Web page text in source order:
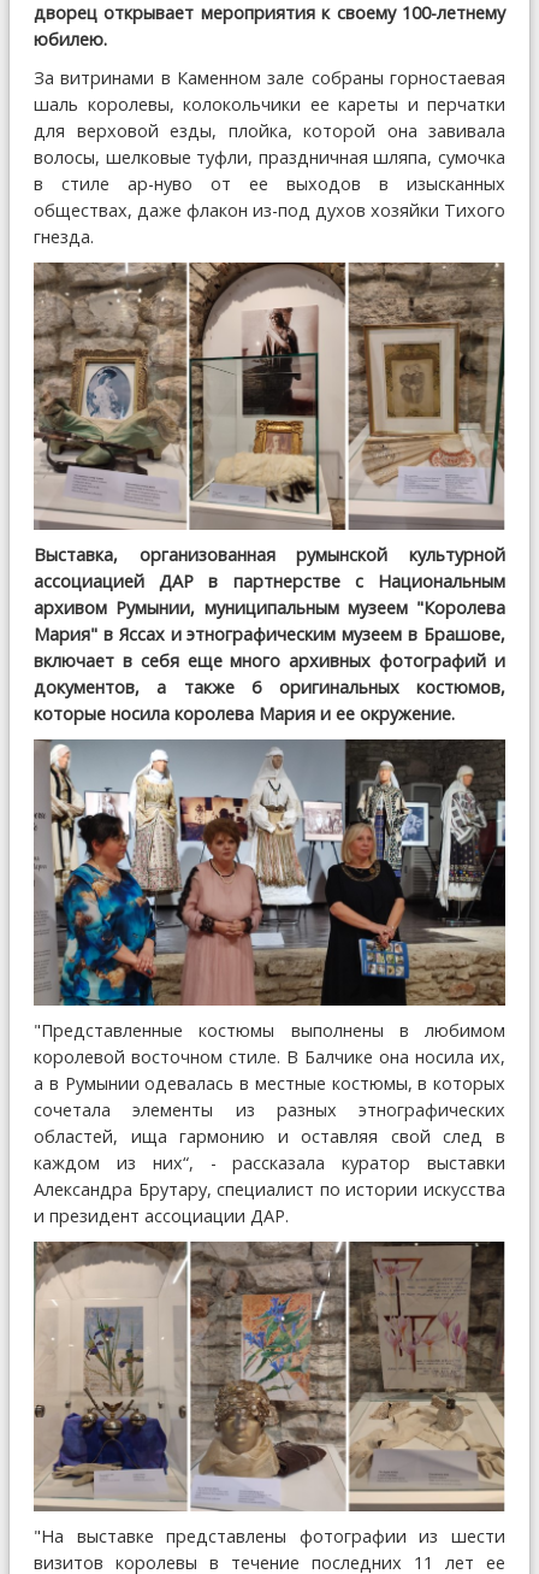
дворец открывает мероприятия к своему 100-летнему
юбилею.
За витринами в Каменном зале собраны горностаевая
шаль королевы, колокольчики ее кареты и перчатки
для верховой езды, плойка, которой она завивала
волосы, шелковые туфли, праздничная шляпа, сумочка
в стиле ар-нуво от ее выходов в изысканных
обществах, даже флакон из-под духов хозяйки Тихого
гнезда.
Выставка, организованная румынской культурной
ассоциацией ДАР в партнерстве с Национальным
архивом Румынии, муниципальным музеем "Королева
Мария" в Яссах и этнографическим музеем в Брашове,
включает в себя еще много архивных фотографий и
документов, а также 6 оригинальных костюмов,
которые носила королева Мария и ее окружение.
"Представленные костюмы выполнены в любимом
королевой восточном стиле. В Балчике она носила их,
а в Румынии одевалась в местные костюмы, в которых
сочетала элементы из разных этнографических
областей, ища гармонию и оставляя свой след в
каждом из них“, - рассказала куратор выставки
Александра Брутару, специалист по истории искусства
и президент ассоциации ДАР.
"На выставке представлены фотографии из шести
визитов королевы в течение последних 11 лет ее